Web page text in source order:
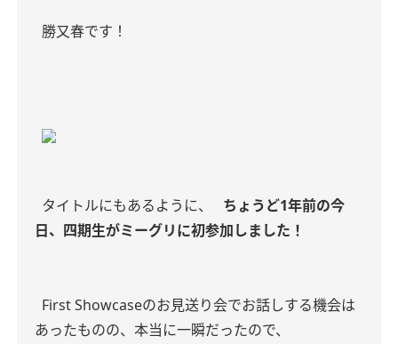
勝又春です！
タイトルにもあるように、
ちょうど1年前の今
日、四期生がミーグリに初参加しました！
First Showcaseのお見送り会でお話しする機会は
あったものの、本当に一瞬だったので、